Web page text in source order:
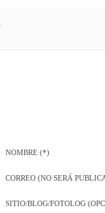
NOMBRE (*)
CORREO (NO SERÁ
SITIO/BLOG/FOTOLOG